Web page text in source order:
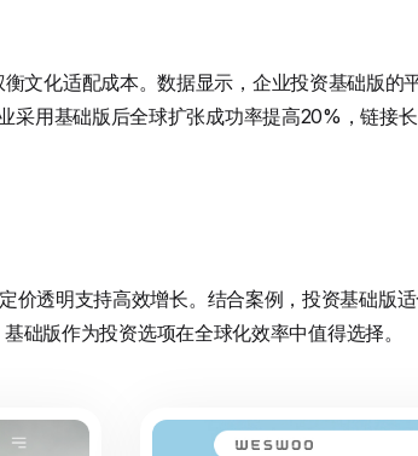
文化适配成本。数据显示，企业投资基础版的
采用基础版后全球扩张成功率提高20%，链接
价透明支持高效增长。结合案例，投资基础版
础版作为投资选项在全球化效率中值得选择。